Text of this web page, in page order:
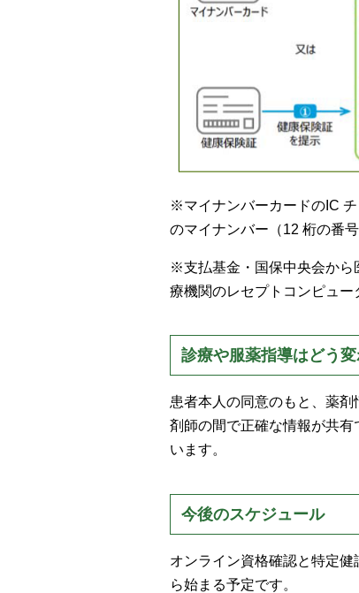
※マイナンバーカードのIC
のマイナンバー（12 桁の番
※支払基金・国保中央会から
療機関のレセプトコンピュー
診療や服薬指導はどう変
患者本人の同意のもと、薬
剤師の間で正確な情報が共
います。
今後のスケジュール
オンライン資格確認と特定
ら始まる予定です。